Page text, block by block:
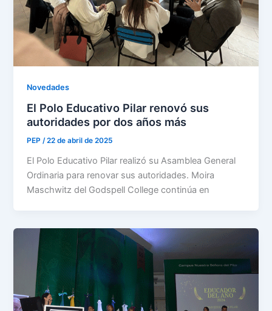
Novedades
El Polo Educativo Pilar renovó sus
autoridades por dos años más
PEP/22 de abril de 2025
El Polo Educativo Pilar realizó su Asamblea General
Ordinaria para renovar sus autoridades. Moira
Maschwitz del Godspell College continúa en